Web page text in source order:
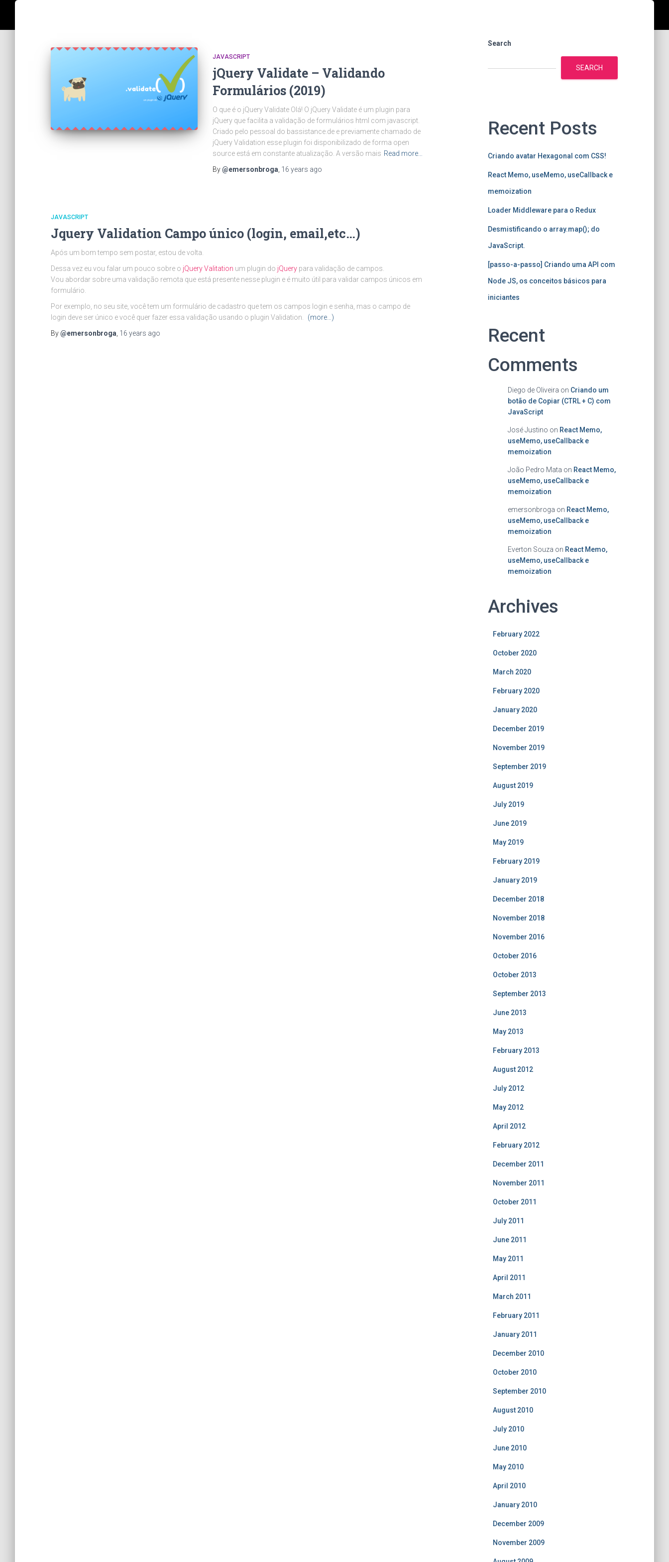
JAVASCRIPT
jQuery Validate – Validando
Formulários (2019)
O que é o jQuery Validate Olá! O jQuery Validate é um plugin para
jQuery que facilita a validação de formulários html com javascript.
Criado pelo pessoal do bassistance.de e previamente chamado de
jQuery Validation esse plugin foi disponibilizado de forma open
source está em constante atualização. A versão mais Read more…
By@emersonbroga 16 years ago
JAVASCRIPT
Jquery Validation Campo único (login, email,etc…)
Após um bom tempo sem postar, estou de volta.
Dessa vez eu vou falar um pouco sobre o jQuery Valitation um plugin do jQuery para validação de campos.
Vou abordar sobre uma validação remota que está presente nesse plugin e é muito útil para validar campos únicos em
formulário.
Por exemplo, no seu site, você tem um formulário de cadastro que tem os campos login e senha, mas o campo de
login deve ser único e você quer fazer essa validação usando o plugin Validation.
(more…)
By@emersonbroga 16 years ago
Search
SEARCH
Recent Posts
Criando avatar Hexagonal com CSS!
React Memo, useMemo, useCallback e
memoization
Loader Middleware para o Redux
Desmistificando o array.map(); do
JavaScript.
[passo-a-passo] Criando uma API com
Node JS, os conceitos básicos para
iniciantes
Recent
Comments
Diego de Oliveira on Criando um
botão de Copiar (CTRL + C) com
JavaScript
José Justino on React Memo,
useMemo, useCallback e
memoization
João Pedro Mata on React Memo,
useMemo, useCallback e
memoization
emersonbroga on React Memo,
useMemo, useCallback e
memoization
Everton Souza on React Memo,
useMemo, useCallback e
memoization
Archives
February 2022
October 2020
March 2020
February 2020
January 2020
December 2019
November 2019
September 2019
August 2019
July 2019
June 2019
May 2019
February 2019
January 2019
December 2018
November 2018
November 2016
October 2016
October 2013
September 2013
June 2013
May 2013
February 2013
August 2012
July 2012
May 2012
April 2012
February 2012
December 2011
November 2011
October 2011
July 2011
June 2011
May 2011
April 2011
March 2011
February 2011
January 2011
December 2010
October 2010
September 2010
August 2010
July 2010
June 2010
May 2010
April 2010
January 2010
December 2009
November 2009